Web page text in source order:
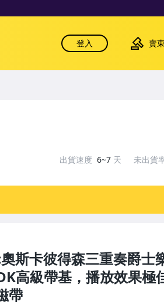
登入 賣
斯卡彼得森三重奏爵士
高級帶基，播放效果極
帶
出貨速度 6~7 天 未出貨